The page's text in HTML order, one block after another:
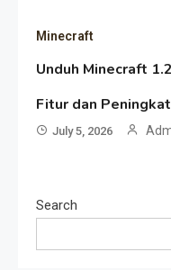
Minecraft
Unduh Minecraft
Fitur dan
July 5, 2026
Search